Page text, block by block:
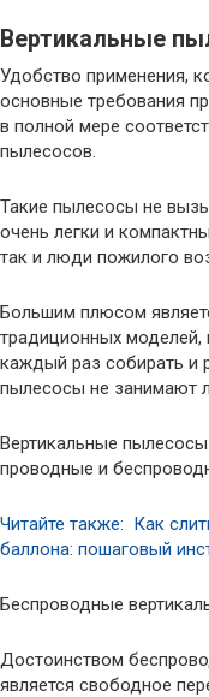
Вертикальные
Удобство применения,
основные требования
в полной мере
пылесосов.
Такие пылесосы не
очень легки и
так и люди пожилого
Большим плюсом
традиционных моделей,
каждый раз собирать и
пылесосы не занимают
Вертикальные
проводные и
Читайте также: Как
баллона: пошаговый
Беспроводные
Достоинством
является свободное